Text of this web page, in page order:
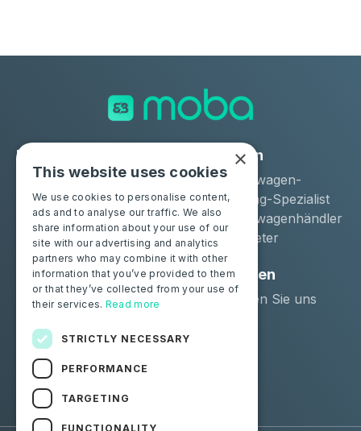
Lösungen
Moba Certify Pro
Geschäft
Industrien
Gebrauchtwagen-
Remarketing-Spezialist
Gebrauchtwagenhändler
Langzeitmieter
Privatpersonen
Zertifizieren Sie Ihre
Ressourcen
Kontaktieren Sie uns
Folgen Sie uns
Facebook
Linkedin
×
This website uses cookies
We use cookies to personalise content,
ads and to analyse our traffic. We also
share information about your use of our
site with our advertising and analytics
partners who may combine it with other
information that you’ve provided to them
or that they’ve collected from your use of
their services. Read more
STRICTLY NECESSARY
PERFORMANCE
TARGETING
FUNCTIONALITY